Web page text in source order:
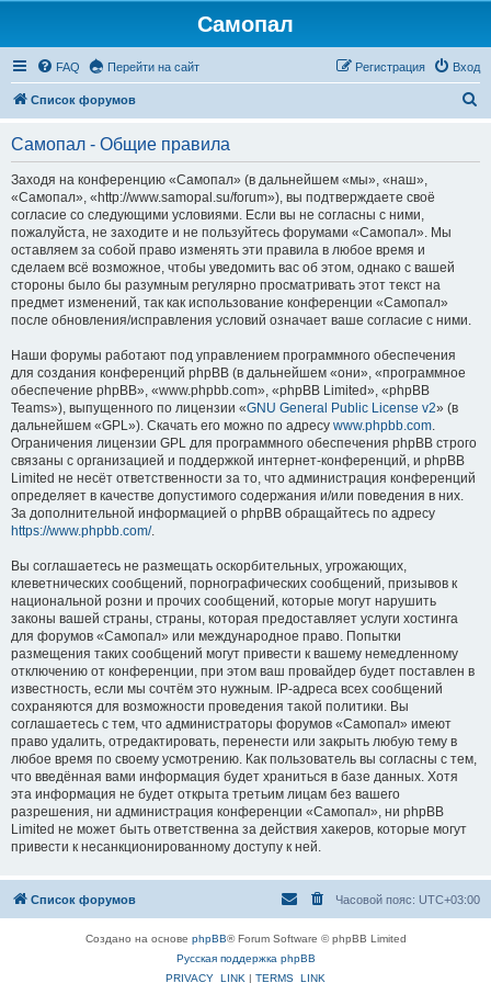
Самопал
FAQ Перейти на сайт Вход
Регистрация
Список форумов
Самопал - Общие правила
Заходя на конференцию «Самопал» (в дальнейшем «мы», «наш»,
«Самопал», «http://www.samopal.su/forum»), вы подтверждаете своё
согласие со следующими условиями. Если вы не согласны с ними,
пожалуйста, не заходите и не пользуйтесь форумами «Самопал». Мы
оставляем за собой право изменять эти правила в любое время и
сделаем всё возможное, чтобы уведомить вас об этом, однако с вашей
стороны было бы разумным регулярно просматривать этот текст на
предмет изменений, так как использование конференции «Самопал»
после обновления/исправления условий означает ваше согласие с ними.
Наши форумы работают под управлением программного обеспечения
для создания конференций phpBB (в дальнейшем «они», «программное
обеспечение phpBB», «www.phpbb.com», «phpBB Limited», «phpBB
Teams»), выпущенного по лицензии «GNU General Public License v2» (в
дальнейшем «GPL»). Скачать его можно по адресу www.phpbb.com.
Ограничения лицензии GPL для программного обеспечения phpBB строго
связаны с организацией и поддержкой интернет-конференций, и phpBB
Limited не несёт ответственности за то, что администрация конференций
определяет в качестве допустимого содержания и/или поведения в них.
За дополнительной информацией о phpBB обращайтесь по адресу
https://www.phpbb.com/.
Вы соглашаетесь не размещать оскорбительных, угрожающих,
клеветнических сообщений, порнографических сообщений, призывов к
национальной розни и прочих сообщений, которые могут нарушить
законы вашей страны, страны, которая предоставляет услуги хостинга
для форумов «Самопал» или международное право. Попытки
размещения таких сообщений могут привести к вашему немедленному
отключению от конференции, при этом ваш провайдер будет поставлен в
известность, если мы сочтём это нужным. IP-адреса всех сообщений
сохраняются для возможности проведения такой политики. Вы
соглашаетесь с тем, что администраторы форумов «Самопал» имеют
право удалить, отредактировать, перенести или закрыть любую тему в
любое время по своему усмотрению. Как пользователь вы согласны с тем,
что введённая вами информация будет храниться в базе данных. Хотя
эта информация не будет открыта третьим лицам без вашего
разрешения, ни администрация конференции «Самопал», ни phpBB
Limited не может быть ответственна за действия хакеров, которые могут
привести к несанкционированному доступу к ней.
Список форумов Часовой пояс: UTC+03:00
Создано на основе phpBB® Forum Software © phpBB Limited
Русская поддержка phpBB
PRIVACY_LINK | TERMS_LINK